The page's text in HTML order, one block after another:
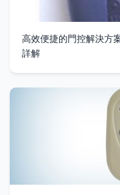
高效便捷的門控解決方
詳解